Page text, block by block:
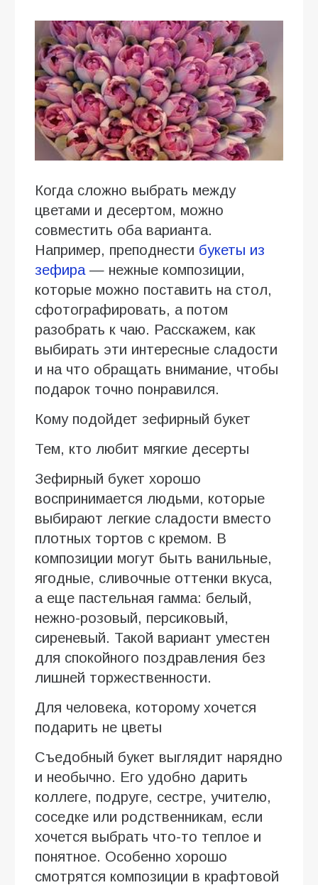
Когда сложно выбрать между
цветами и десертом, можно
совместить оба варианта.
Например, преподнести букеты из
зефира— нежные композиции,
которые можно поставить на стол,
сфотографировать, а потом
разобрать к чаю. Расскажем, как
выбирать эти интересные сладости
и на что обращать внимание, чтобы
подарок точно понравился.
Кому подойдет зефирный букет
Тем, кто любит мягкие десерты
Зефирный букет хорошо
воспринимается людьми, которые
выбирают легкие сладости вместо
плотных тортов с кремом. В
композиции могут быть ванильные,
ягодные, сливочные оттенки вкуса,
а еще пастельная гамма: белый,
нежно-розовый, персиковый,
сиреневый. Такой вариант уместен
для спокойного поздравления без
лишней торжественности.
Для человека, которому хочется
подарить не цветы
Съедобный букет выглядит нарядно
и необычно. Его удобно дарить
коллеге, подруге, сестре, учителю,
соседке или родственникам, если
хочется выбрать что-то теплое и
понятное. Особенно хорошо
смотрятся композиции в крафтовой